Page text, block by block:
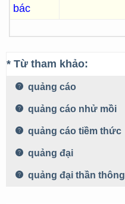
bác
* Từ tham khảo:
quảng cáo
quảng cáo nhử mồi
quảng cáo tiềm thức
quảng đại
quảng đại thần thông